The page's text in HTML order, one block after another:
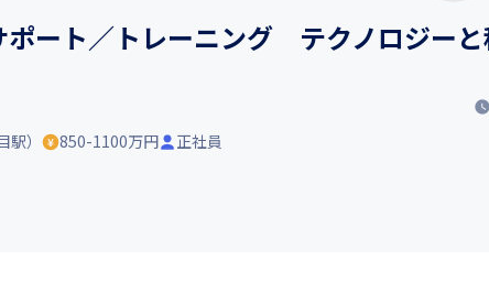
ート／トレーニング テクノロジー
） 850-1100万円 正社員